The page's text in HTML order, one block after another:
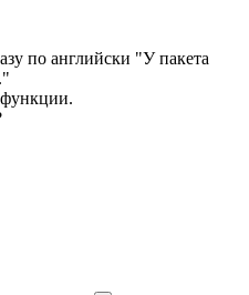
по английски "У пакета
"
функции.